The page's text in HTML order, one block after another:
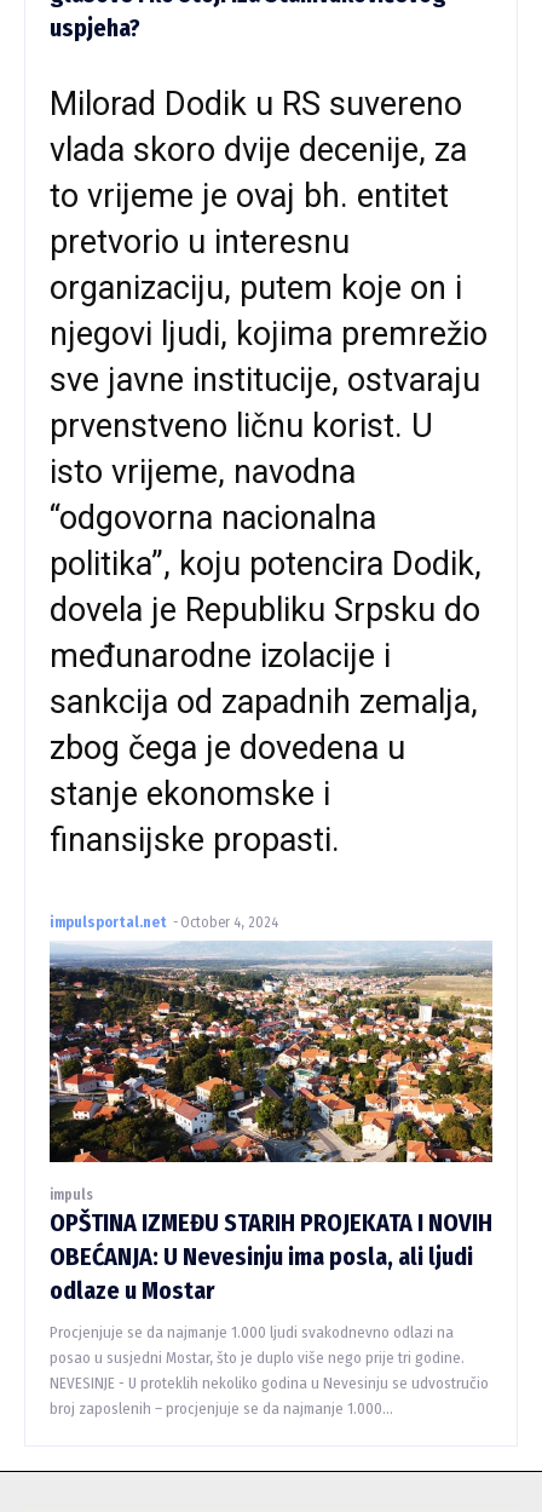
uspjeha?
Milorad Dodik u RS suvereno
vlada skoro dvije decenije, za
to vrijeme je ovaj bh. entitet
pretvorio u interesnu
organizaciju, putem koje on i
njegovi ljudi, kojima premrežio
sve javne institucije, ostvaraju
prvenstveno ličnu korist. U
isto vrijeme, navodna
“odgovorna nacionalna
politika”, koju potencira Dodik,
dovela je Republiku Srpsku do
međunarodne izolacije i
sankcija od zapadnih zemalja,
zbog čega je dovedena u
stanje ekonomske i
finansijske propasti.
impulsportal.net - October 4, 2024
impuls
OPŠTINA IZMEĐU STARIH PROJEKATA I NOVIH
OBEĆANJA: U Nevesinju ima posla, ali ljudi
odlaze u Mostar
Procjenjuje se da najmanje 1.000 ljudi svakodnevno odlazi na
posao u susjedni Mostar, što je duplo više nego prije tri godine.
NEVESINJE - U proteklih nekoliko godina u Nevesinju se udvostručio
broj zaposlenih – procjenjuje se da najmanje 1.000...